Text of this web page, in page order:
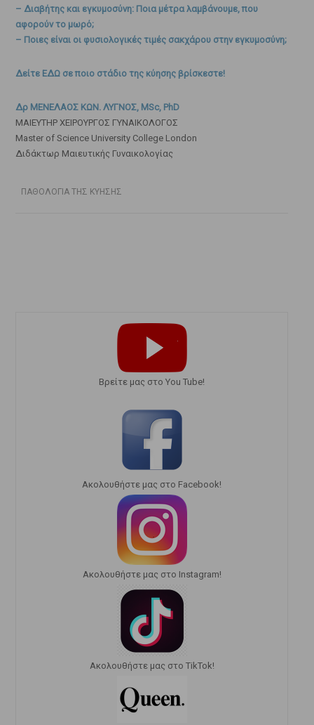
– Διαβήτης και εγκυμοσύνη: Ποια μέτρα λαμβάνουμε, που
αφορούν το μωρό;
– Ποιες είναι οι φυσιολογικές τιμές σακχάρου στην εγκυμοσύνη;
Δείτε ΕΔΩ σε ποιο στάδιο της κύησης βρίσκεστε!
Δρ ΜΕΝΕΛΑΟΣ ΚΩΝ. ΛΥΓΝΟΣ, MSc, PhD
ΜΑΙΕΥΤΗΡ ΧΕΙΡΟΥΡΓΟΣ ΓΥΝΑΙΚΟΛΟΓΟΣ
Master of Science University College London
Διδάκτωρ Μαιευτικής Γυναικολογίας
ΠΑΘΟΛΟΓΙΑ ΤΗΣ ΚΥΗΣΗΣ
Bρείτε μας στο You Tube!
Ακολουθήστε μας στο Facebook!
Ακολουθήστε μας στο Instagram!
Ακολουθήστε μας στο TikTok!